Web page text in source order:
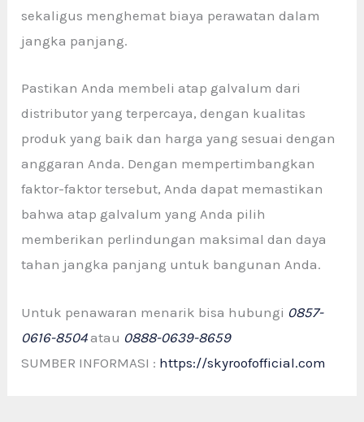
sekaligus menghemat biaya perawatan dalam
jangka panjang.
Pastikan Anda membeli atap galvalum dari
distributor yang terpercaya, dengan kualitas
produk yang baik dan harga yang sesuai dengan
anggaran Anda. Dengan mempertimbangkan
faktor-faktor tersebut, Anda dapat memastikan
bahwa atap galvalum yang Anda pilih
memberikan perlindungan maksimal dan daya
tahan jangka panjang untuk bangunan Anda.
Untuk penawaran menarik bisa hubungi 0857-
0616-8504atau 0888-0639-8659
SUMBER INFORMASI : https://skyroofofficial.com